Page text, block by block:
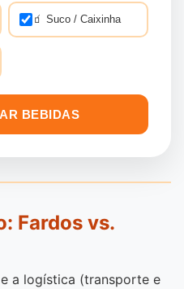
🧃 Suco / Caixinha
BEBIDAS
Fardos vs.
a logística (transporte e